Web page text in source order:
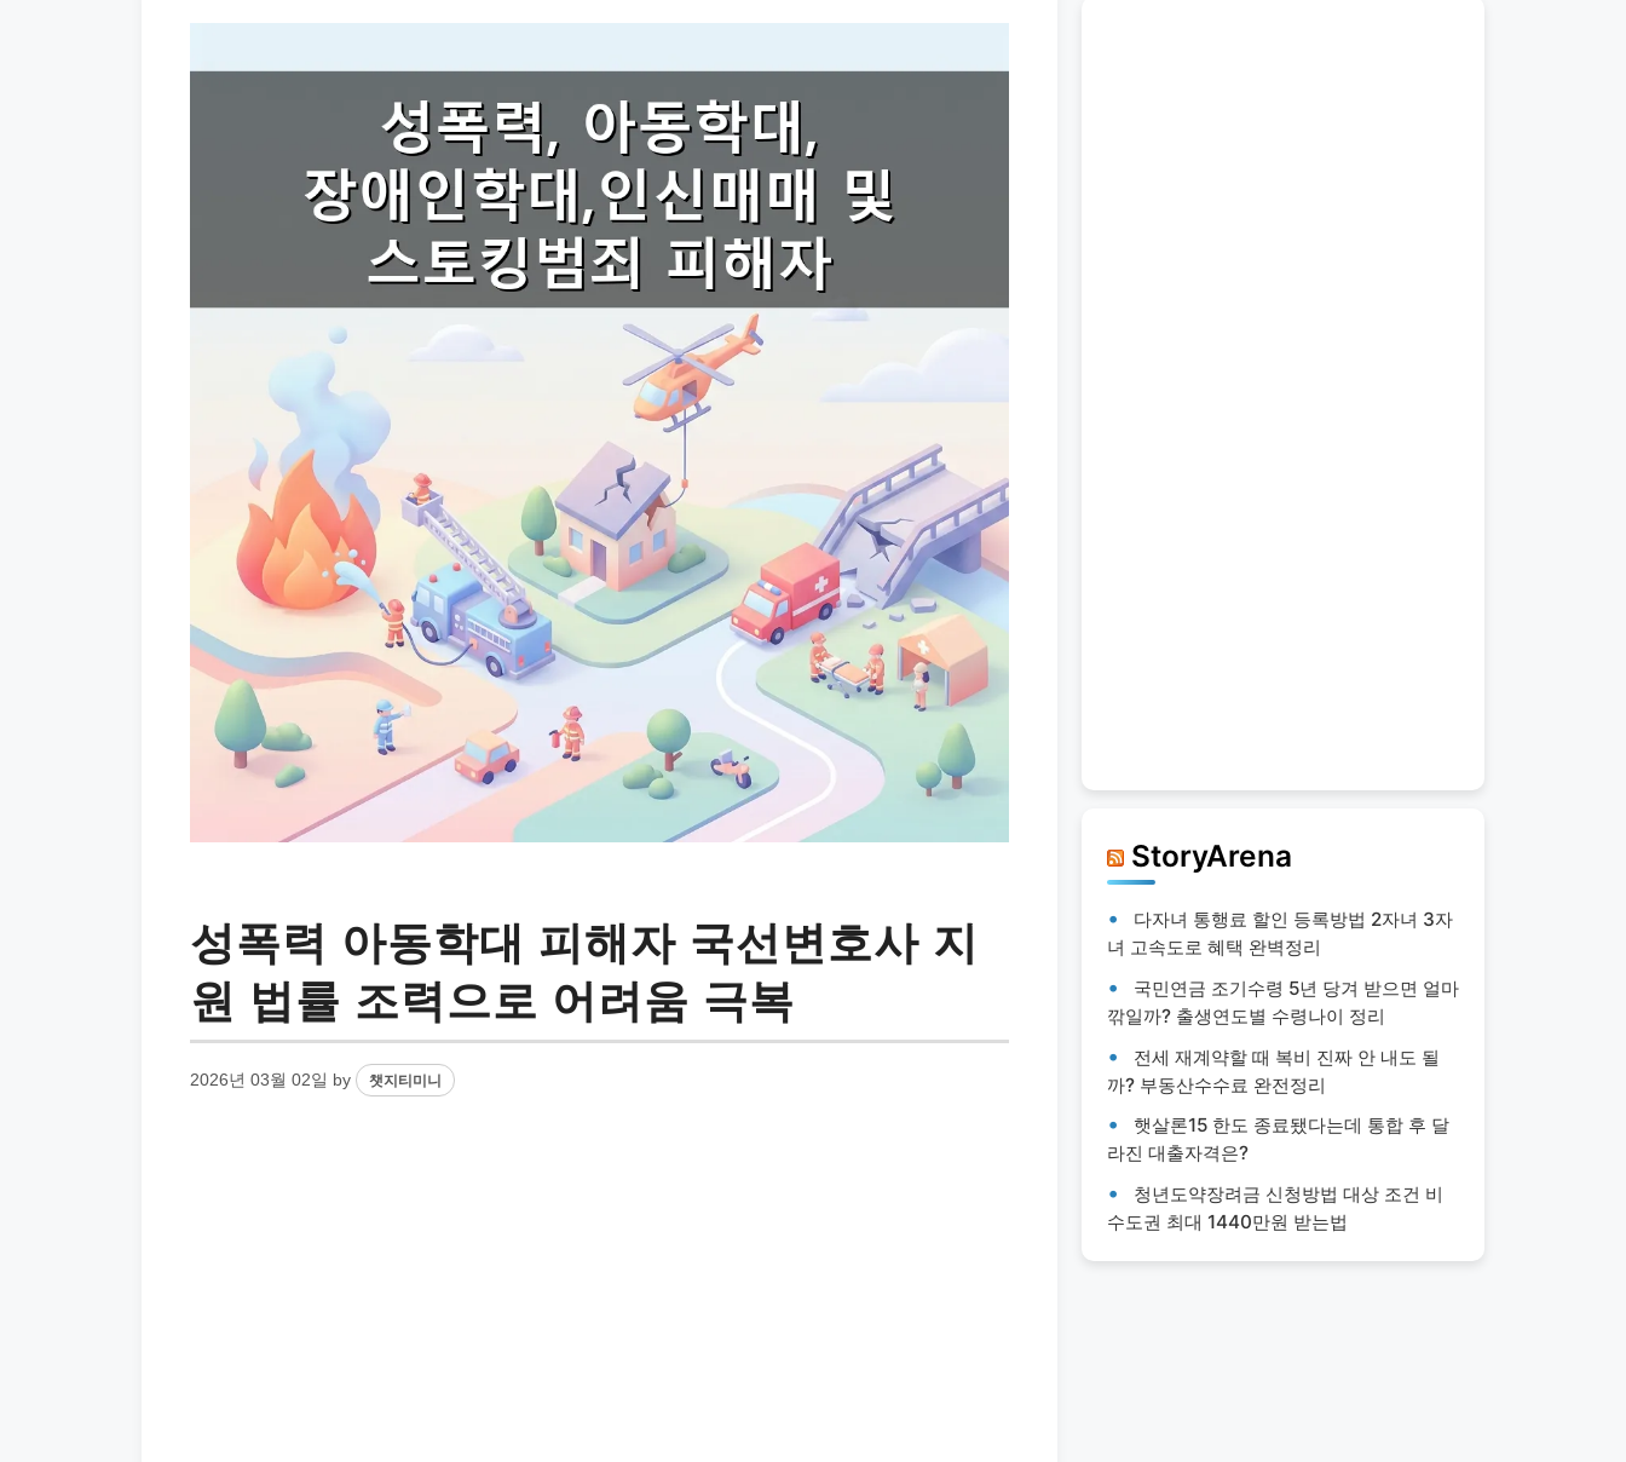
성폭력 아동학대 피해자 국선변호사 지
원 법률 조력으로 어려움 극복
2026년 03월 02일 by 챗지티미니
StoryArena
다자녀 통행료 할인 등록방법 2자녀 3자
녀 고속도로 혜택 완벽정리
국민연금 조기수령 5년 당겨 받으면 얼마
깎일까? 출생연도별 수령나이 정리
전세 재계약할 때 복비 진짜 안 내도 될
까? 부동산수수료 완전정리
햇살론15 한도 종료됐다는데 통합 후 달
라진 대출자격은?
청년도약장려금 신청방법 대상 조건 비
수도권 최대 1440만원 받는법